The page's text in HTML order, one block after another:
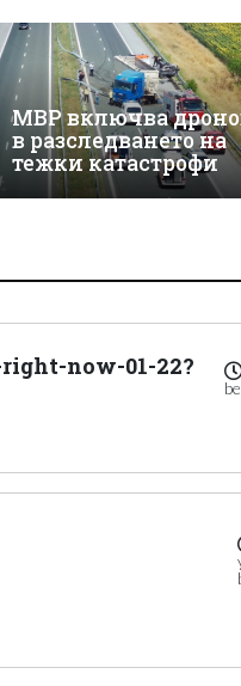
МВР включва
в разследването на
тежки катастрофи
right-now-01-22?